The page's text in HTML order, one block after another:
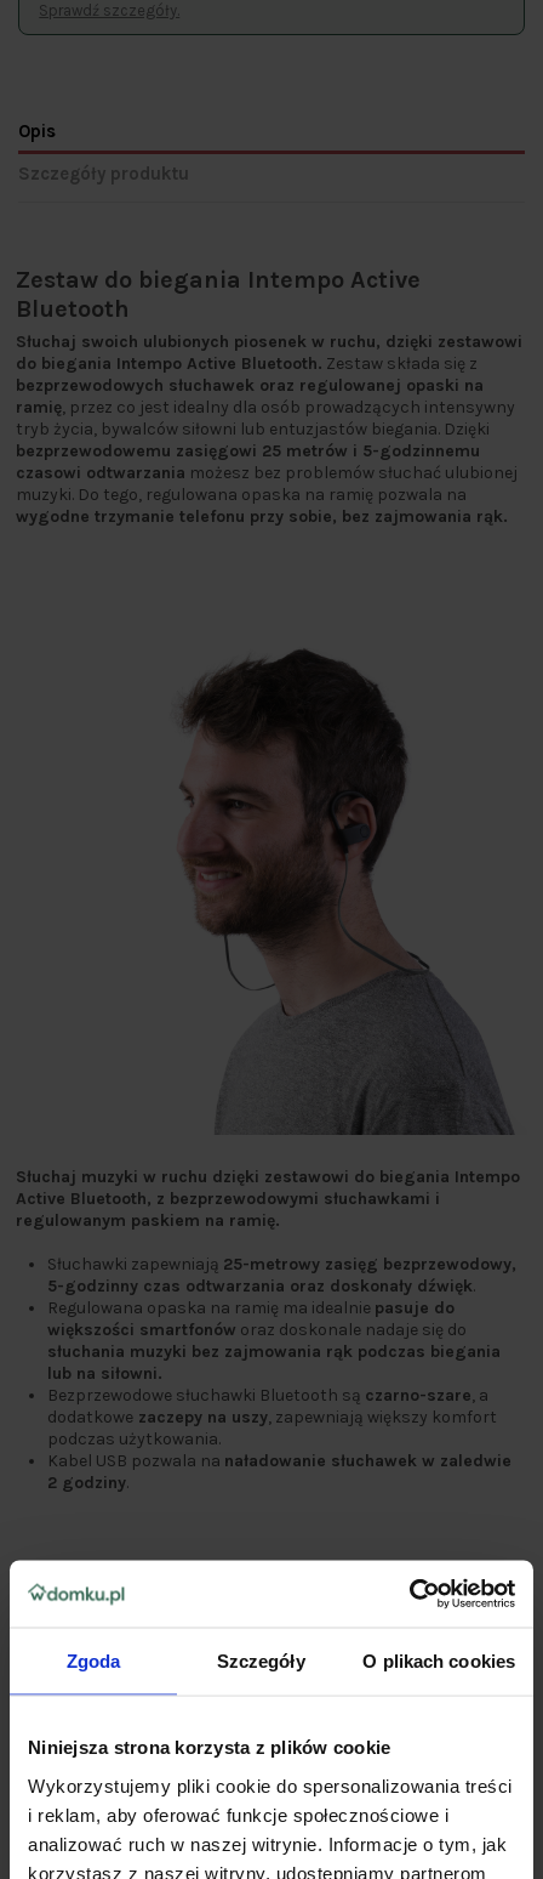
Zgoda Szczegóły O plikach cookies
Niniejsza strona korzysta z plików cookie
Wykorzystujemy pliki cookie do spersonalizowania treści
i reklam, aby oferować funkcje społecznościowe i
analizować ruch w naszej witrynie. Informacje o tym, jak
korzystasz z naszej witryny, udostępniamy partnerom
Sprawdź szczegóły.
Opis
Szczegóły produktu
Zestaw do biegania Intempo Active
Bluetooth
Słuchaj swoich ulubionych piosenek w ruchu, dzięki zestawowi
do biegania Intempo Active Bluetooth. Zestaw składa się z
bezprzewodowych słuchawek oraz regulowanej opaski na
ramię, przez co jest idealny dla osób prowadzących intensywny
tryb życia, bywalców siłowni lub entuzjastów biegania. Dzięki
bezprzewodowemu zasięgowi 25 metrów i 5-godzinnemu
czasowi odtwarzania możesz bez problemów słuchać ulubionej
muzyki. Do tego, regulowana opaska na ramię pozwala na
wygodne trzymanie telefonu przy sobie, bez zajmowania rąk.
Słuchaj muzyki w ruchu dzięki zestawowi do biegania Intempo
Active Bluetooth, z bezprzewodowymi słuchawkami i
regulowanym paskiem na ramię.
Słuchawki zapewniają 25-metrowy zasięg bezprzewodowy,
5-godzinny czas odtwarzania oraz doskonały dźwięk.
Regulowana opaska na ramię ma idealnie pasuje do
większości smartfonów oraz doskonale nadaje się do
słuchania muzyki bez zajmowania rąk podczas biegania
lub na siłowni.
Bezprzewodowe słuchawki Bluetooth są czarno-szare, a
dodatkowe zaczepy na uszy, zapewniają większy komfort
podczas użytkowania.
Kabel USB pozwala na naładowanie słuchawek w zaledwie
2 godziny.